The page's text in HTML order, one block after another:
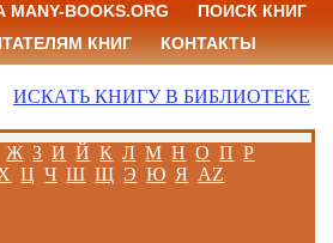
BOOKS.ORG
ПОИСК КНИГ
КНИГ
КОНТАКТЫ
ИСКАТЬ КНИГУ В БИБЛИОТЕКЕ
Ж З И Й К Л М Н О П Р
Ц Ч Ш Щ Э Ю Я AZ